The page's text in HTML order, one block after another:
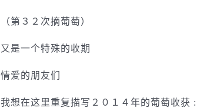
（第３２次摘葡萄）
又是一个特殊的收期
情爱的朋友们
我想在这里重复描写２０１４年的葡萄收获 :